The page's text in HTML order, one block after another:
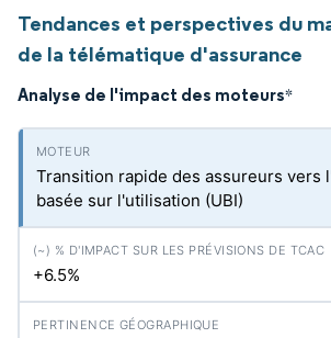
Tendances et perspectives du
de la télématique d'assurance
Analyse de l'impact des moteurs*
Transition rapide des assureurs vers
basée sur l'utilisation (UBI)
+6.5%